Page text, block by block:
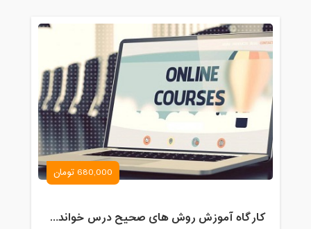
680,000 تومان
کارگاه آموزش روش های صحیح درس خواندن همراه با یادگیری بدون فراموشی